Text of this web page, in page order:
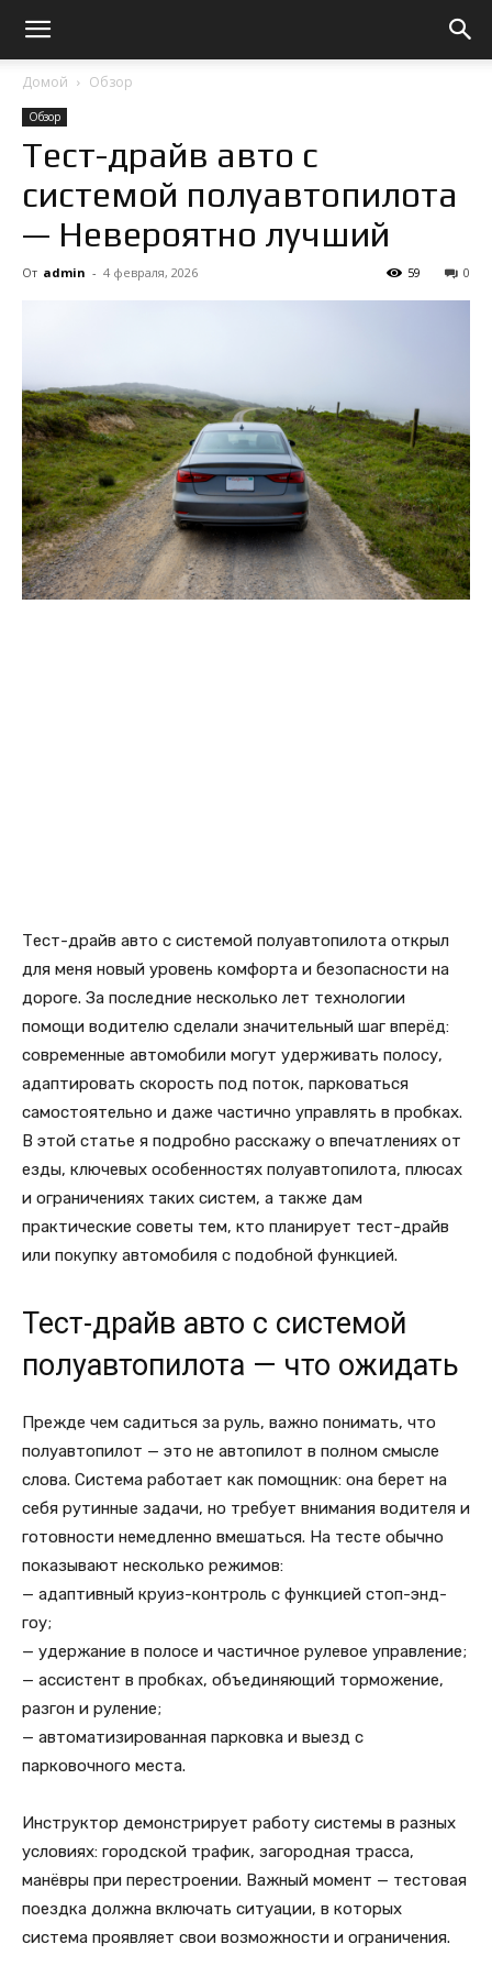
Домой Обзор
Обзор
Тест-драйв авто с
системой полуавтопилота
— Невероятно лучший
От admin - 4 февраля, 2026 0
59
Тест-драйв авто с системой полуавтопилота открыл
для меня новый уровень комфорта и безопасности на
дороге. За последние несколько лет технологии
помощи водителю сделали значительный шаг вперёд:
современные автомобили могут удерживать полосу,
адаптировать скорость под поток, парковаться
самостоятельно и даже частично управлять в пробках.
В этой статье я подробно расскажу о впечатлениях от
езды, ключевых особенностях полуавтопилота, плюсах
и ограничениях таких систем, а также дам
практические советы тем, кто планирует тест-драйв
или покупку автомобиля с подобной функцией.
Тест-драйв авто с системой
полуавтопилота — что ожидать
Прежде чем садиться за руль, важно понимать, что
полуавтопилот — это не автопилот в полном смысле
слова. Система работает как помощник: она берет на
себя рутинные задачи, но требует внимания водителя и
готовности немедленно вмешаться. На тесте обычно
показывают несколько режимов:
— адаптивный круиз-контроль с функцией стоп-энд-
гоу;
— удержание в полосе и частичное рулевое управление;
— ассистент в пробках, объединяющий торможение,
разгон и руление;
— автоматизированная парковка и выезд с
парковочного места.
Инструктор демонстрирует работу системы в разных
условиях: городской трафик, загородная трасса,
манёвры при перестроении. Важный момент — тестовая
поездка должна включать ситуации, в которых
система проявляет свои возможности и ограничения.